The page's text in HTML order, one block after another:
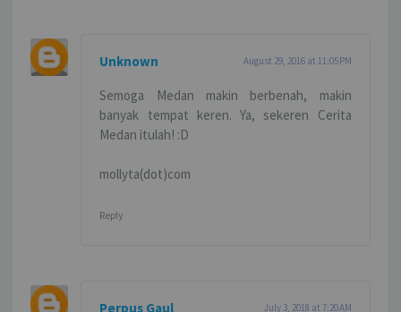
Unknown August 29, 2016 at 11:05 PM
Semoga Medan makin berbenah, makin
banyak tempat keren. Ya, sekeren Cerita
Medan itulah! :D
mollyta(dot)com
Reply
Perpus Gaul July 3, 2018 at 7:20 AM